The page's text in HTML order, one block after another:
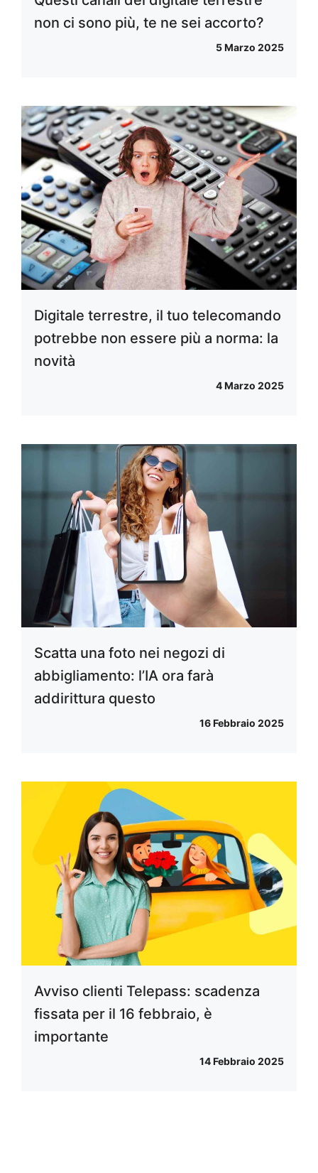
non ci sono più, te ne sei accorto?
5 Marzo 2025
Digitale terrestre, il tuo telecomando
potrebbe non essere più a norma: la
novità
4 Marzo 2025
Scatta una foto nei negozi di
abbigliamento: l’IA ora farà
addirittura questo
16 Febbraio 2025
Avviso clienti Telepass: scadenza
fissata per il 16 febbraio, è
importante
14 Febbraio 2025